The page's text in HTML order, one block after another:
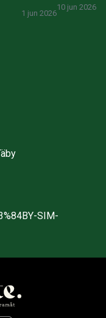
10 jun 2026
1 jun 2026
SIM-